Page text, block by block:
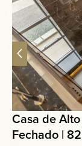
Casa de
Fechado |